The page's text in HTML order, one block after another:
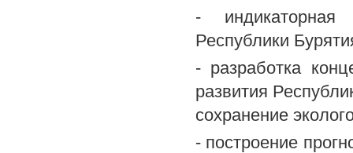
- индикаторная
Республики
- разработка
развития
сохранение
- построение